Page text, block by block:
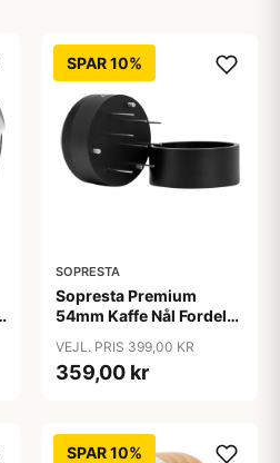
SPAR 10%
SOPRESTA
Sopresta Premium
54mm Kaffe Nål Fordeler
VEJL. PRIS 399,00 KR
359,00 kr
SPAR 10%